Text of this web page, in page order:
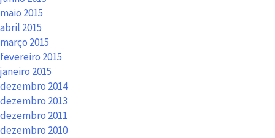
maio 2015
abril 2015
março 2015
fevereiro 2015
janeiro 2015
dezembro 2014
dezembro 2013
dezembro 2011
dezembro 2010